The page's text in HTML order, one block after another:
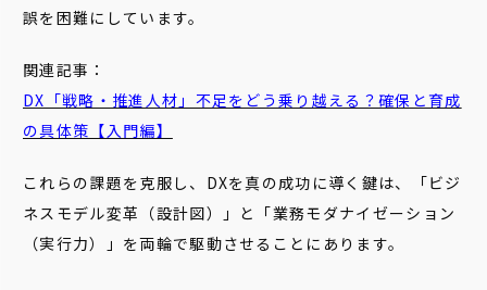
誤を困難にしています。
関連記事：
DX「戦略・推進人材」不足をどう乗り越える？確保と育成
の具体策【入門編】
これらの課題を克服し、DXを真の成功に導く鍵は、「ビジ
ネスモデル変革（設計図）」と「業務モダナイゼーション
（実行力）」を両輪で駆動させることにあります。